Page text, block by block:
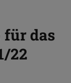
das
22